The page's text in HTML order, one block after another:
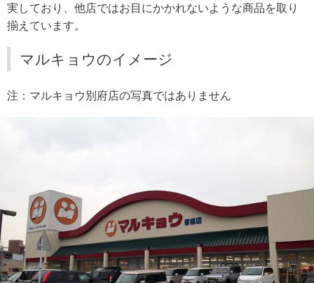
実しており、他店ではお目にかかれないような商品を取り
揃えています。
マルキョウのイメージ
注：マルキョウ別府店の写真ではありません